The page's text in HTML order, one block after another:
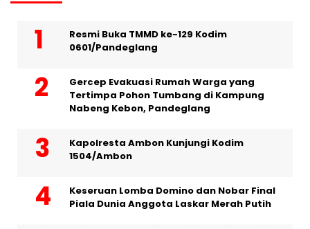
Resmi Buka TMMD ke-129 Kodim
0601/Pandeglang
Gercep Evakuasi Rumah Warga yang
Tertimpa Pohon Tumbang di Kampung
Nabeng Kebon, Pandeglang
Kapolresta Ambon Kunjungi Kodim
1504/Ambon
Keseruan Lomba Domino dan Nobar Final
Piala Dunia Anggota Laskar Merah Putih